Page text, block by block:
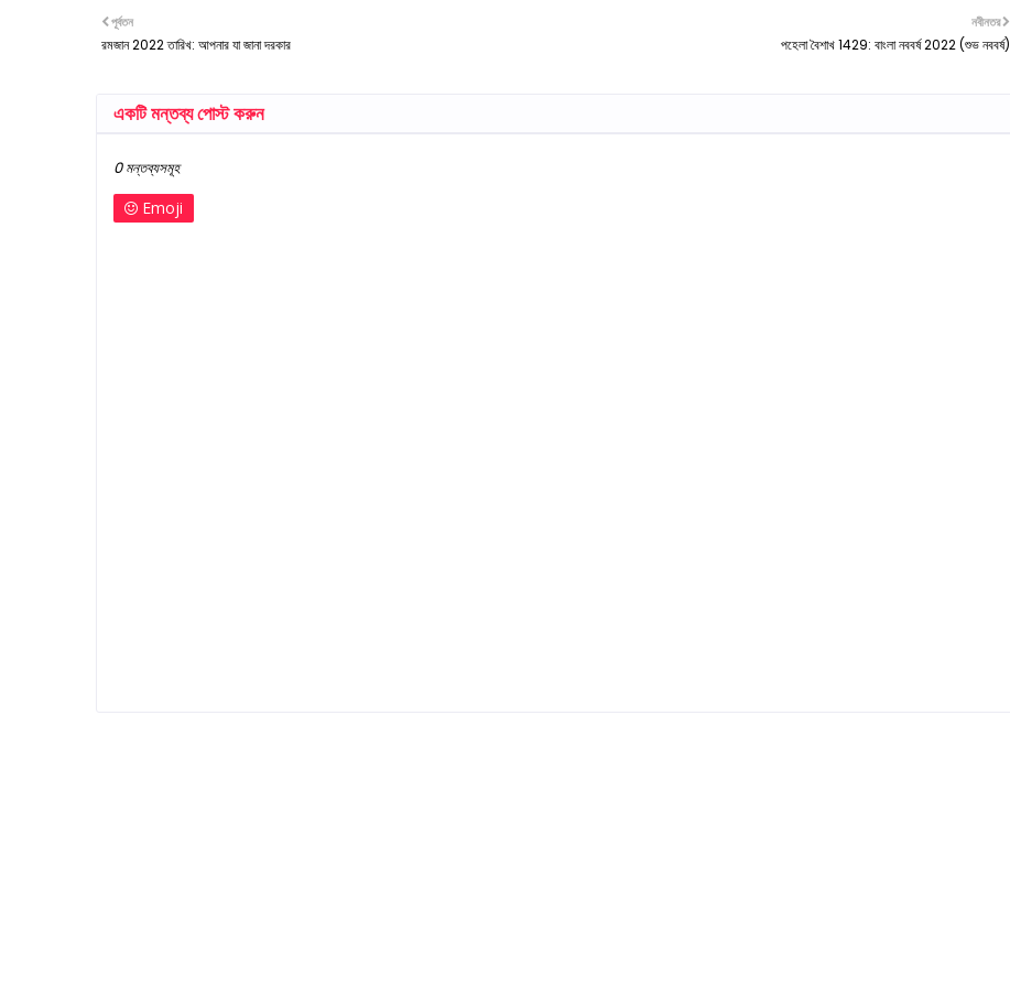
নবীনতর
পহেলা বৈশাখ 1429: বাংলা নববর্ষ 2022 (শুভ নববর্ষ)
পূর্বতন
রমজান 2022 তারিখ: আপনার যা জানা দরকার
একটি মন্তব্য পোস্ট করুন
0 মন্তব্যসমূহ
Emoji